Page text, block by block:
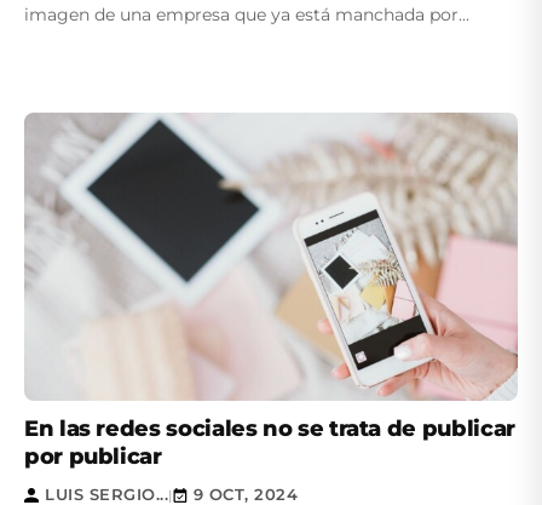
imagen de una empresa que ya está manchada por...
En las redes sociales no se trata de publicar
por publicar
LUIS SERGIO...| 9 OCT, 2024